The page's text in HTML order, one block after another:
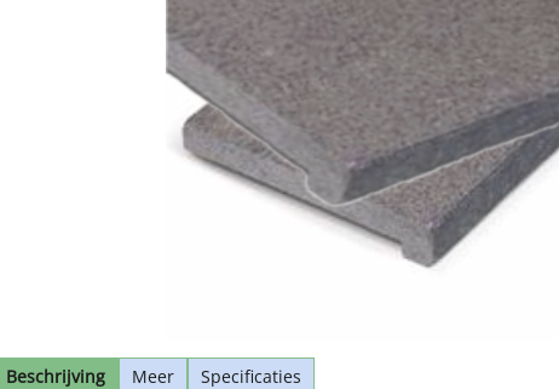
Beschrijving Meer Specificaties